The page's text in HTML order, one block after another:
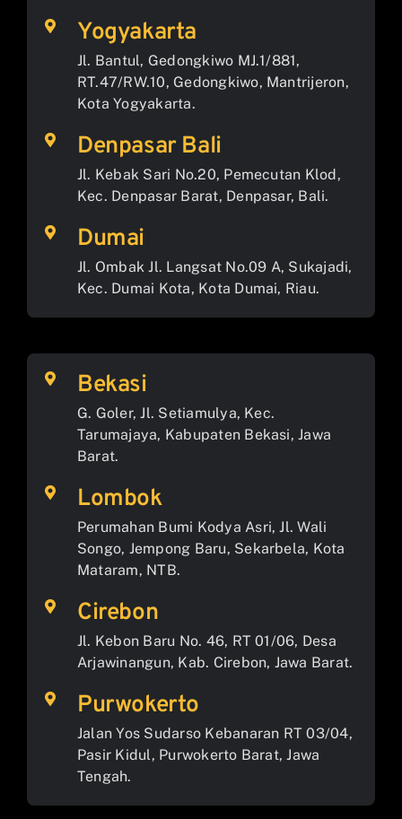
Yogyakarta
Jl. Bantul, Gedongkiwo MJ.1/881,
RT.47/RW.10, Gedongkiwo, Mantrijeron,
Kota Yogyakarta.
Denpasar Bali
Jl. Kebak Sari No.20, Pemecutan Klod,
Kec. Denpasar Barat, Denpasar, Bali.
Dumai
Jl. Ombak Jl. Langsat No.09 A, Sukajadi,
Kec. Dumai Kota, Kota Dumai, Riau.
Bekasi
G. Goler, Jl. Setiamulya, Kec.
Tarumajaya, Kabupaten Bekasi, Jawa
Barat.
Lombok
Perumahan Bumi Kodya Asri, Jl. Wali
Songo, Jempong Baru, Sekarbela, Kota
Mataram, NTB.
Cirebon
Jl. Kebon Baru No. 46, RT 01/06, Desa
Arjawinangun, Kab. Cirebon, Jawa Barat.
Purwokerto
Jalan Yos Sudarso Kebanaran RT 03/04,
Pasir Kidul, Purwokerto Barat, Jawa
Tengah.